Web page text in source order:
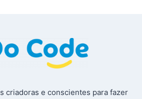
criadoras e conscientes para fazer